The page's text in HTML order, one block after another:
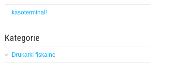
kasoterminal!
Kategorie
Drukarki fiskalne